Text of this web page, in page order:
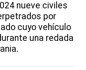
nueve civiles
por
cuyo vehículo
una redada